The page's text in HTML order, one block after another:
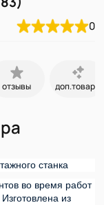
0
отзывы доп.товары
станка
во время работ
из